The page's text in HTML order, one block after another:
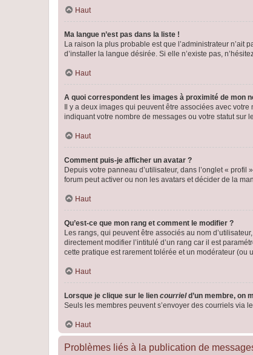
Haut
Ma langue n’est pas dans la liste !
La raison la plus probable est que l’administrateur
d’installer la langue désirée. Si elle n’existe pas,
Haut
A quoi correspondent les images à proximité de mon
Il y a deux images qui peuvent être associées avec
indiquant votre nombre de messages ou votre statut sur
Haut
Comment puis-je afficher un avatar ?
Depuis votre panneau d’utilisateur, dans l’onglet «
forum peut activer ou non les avatars et décider de la
Haut
Qu’est-ce que mon rang et comment le modifier ?
Les rangs, qui peuvent être associés au nom
directement modifier l’intitulé d’un rang car il est
cette pratique est rarement tolérée et un modérateur
Haut
Lorsque je clique sur le lien courrield’un membre, on
Seuls les membres peuvent s’envoyer des courriels via
Haut
Problèmes liés à la publication de